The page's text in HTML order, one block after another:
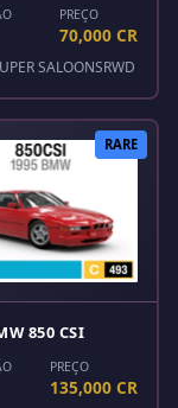
PREÇO
70,000 CR
SALOONSRWD
RARE
850 CSI
PREÇO
135,000 CR